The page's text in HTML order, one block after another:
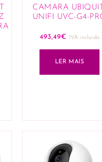
CAMARA UBIQUITI
UNIFI UVC-G4-
493,49€ IVA incluido
LER MAIS